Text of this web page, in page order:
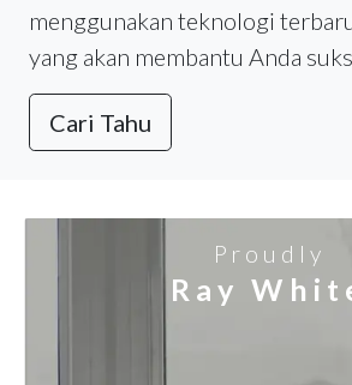
menggunakan teknologi
yang akan membantu Anda
Cari Tahu
Proudly
Ray